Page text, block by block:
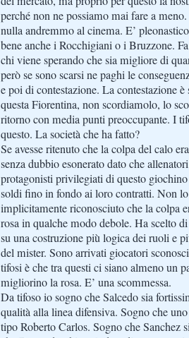
perché non ne possiamo mai fare a
nulla andremmo al cinema. E’
bene anche i Rocchigiani o i Bruzzone.
chi viene sperando che sia migliore di
però se sono scarsi ne paghi le
e poi di contestazione. La contestazione
questa Fiorentina, non scordiamolo, lo
ritorno con media punti preoccupante. I
questo. La società che ha fatto?
Se avesse ritenuto che la colpa del calo
senza dubbio esonerato dato che
protagonisti privilegiati di questo
soldi fino in fondo ai loro contratti. Non
implicitamente riconosciuto che la colpa
rosa in qualche modo debole. Ha scelto
su una costruzione più logica dei ruoli e
del mister. Sono arrivati giocatori
tifosi è che tra questi ci siano almeno un
migliorino la rosa. E’ una scommessa.
Da tifoso io sogno che Salcedo sia
qualità alla linea difensiva. Sogno che
tipo Roberto Carlos. Sogno che Sanchez